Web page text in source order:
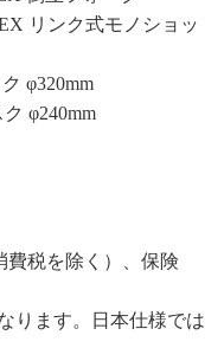
リンク式モノショッ
φ320mm
φ240mm
税を除く）、保険
ります。日本仕様では